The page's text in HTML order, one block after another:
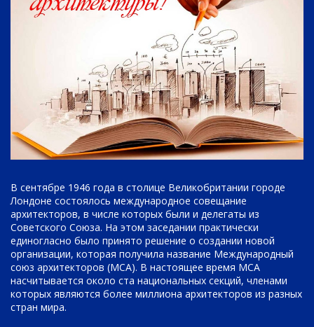
В сентябре 1946 года в столице Великобритании городе
Лондоне состоялось международное совещание
архитекторов, в числе которых были и делегаты из
Советского Союза. На этом заседании практически
единогласно было принято решение о создании новой
организации, которая получила название Международный
союз архитекторов (МСА). В настоящее время МСА
насчитывается около ста национальных секций, членами
которых являются более миллиона архитекторов из разных
стран мира.